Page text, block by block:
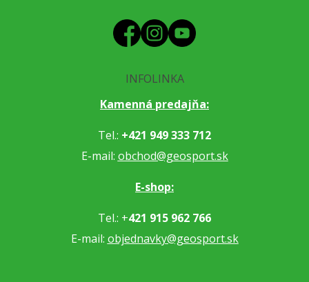
INFOLINKA
Kamenná predajňa:
Tel.: +421 949 333 712
E-mail: obchod@geosport.sk
E-shop:
Tel.: +421 915 962 766
E-mail: objednavky@geosport.sk